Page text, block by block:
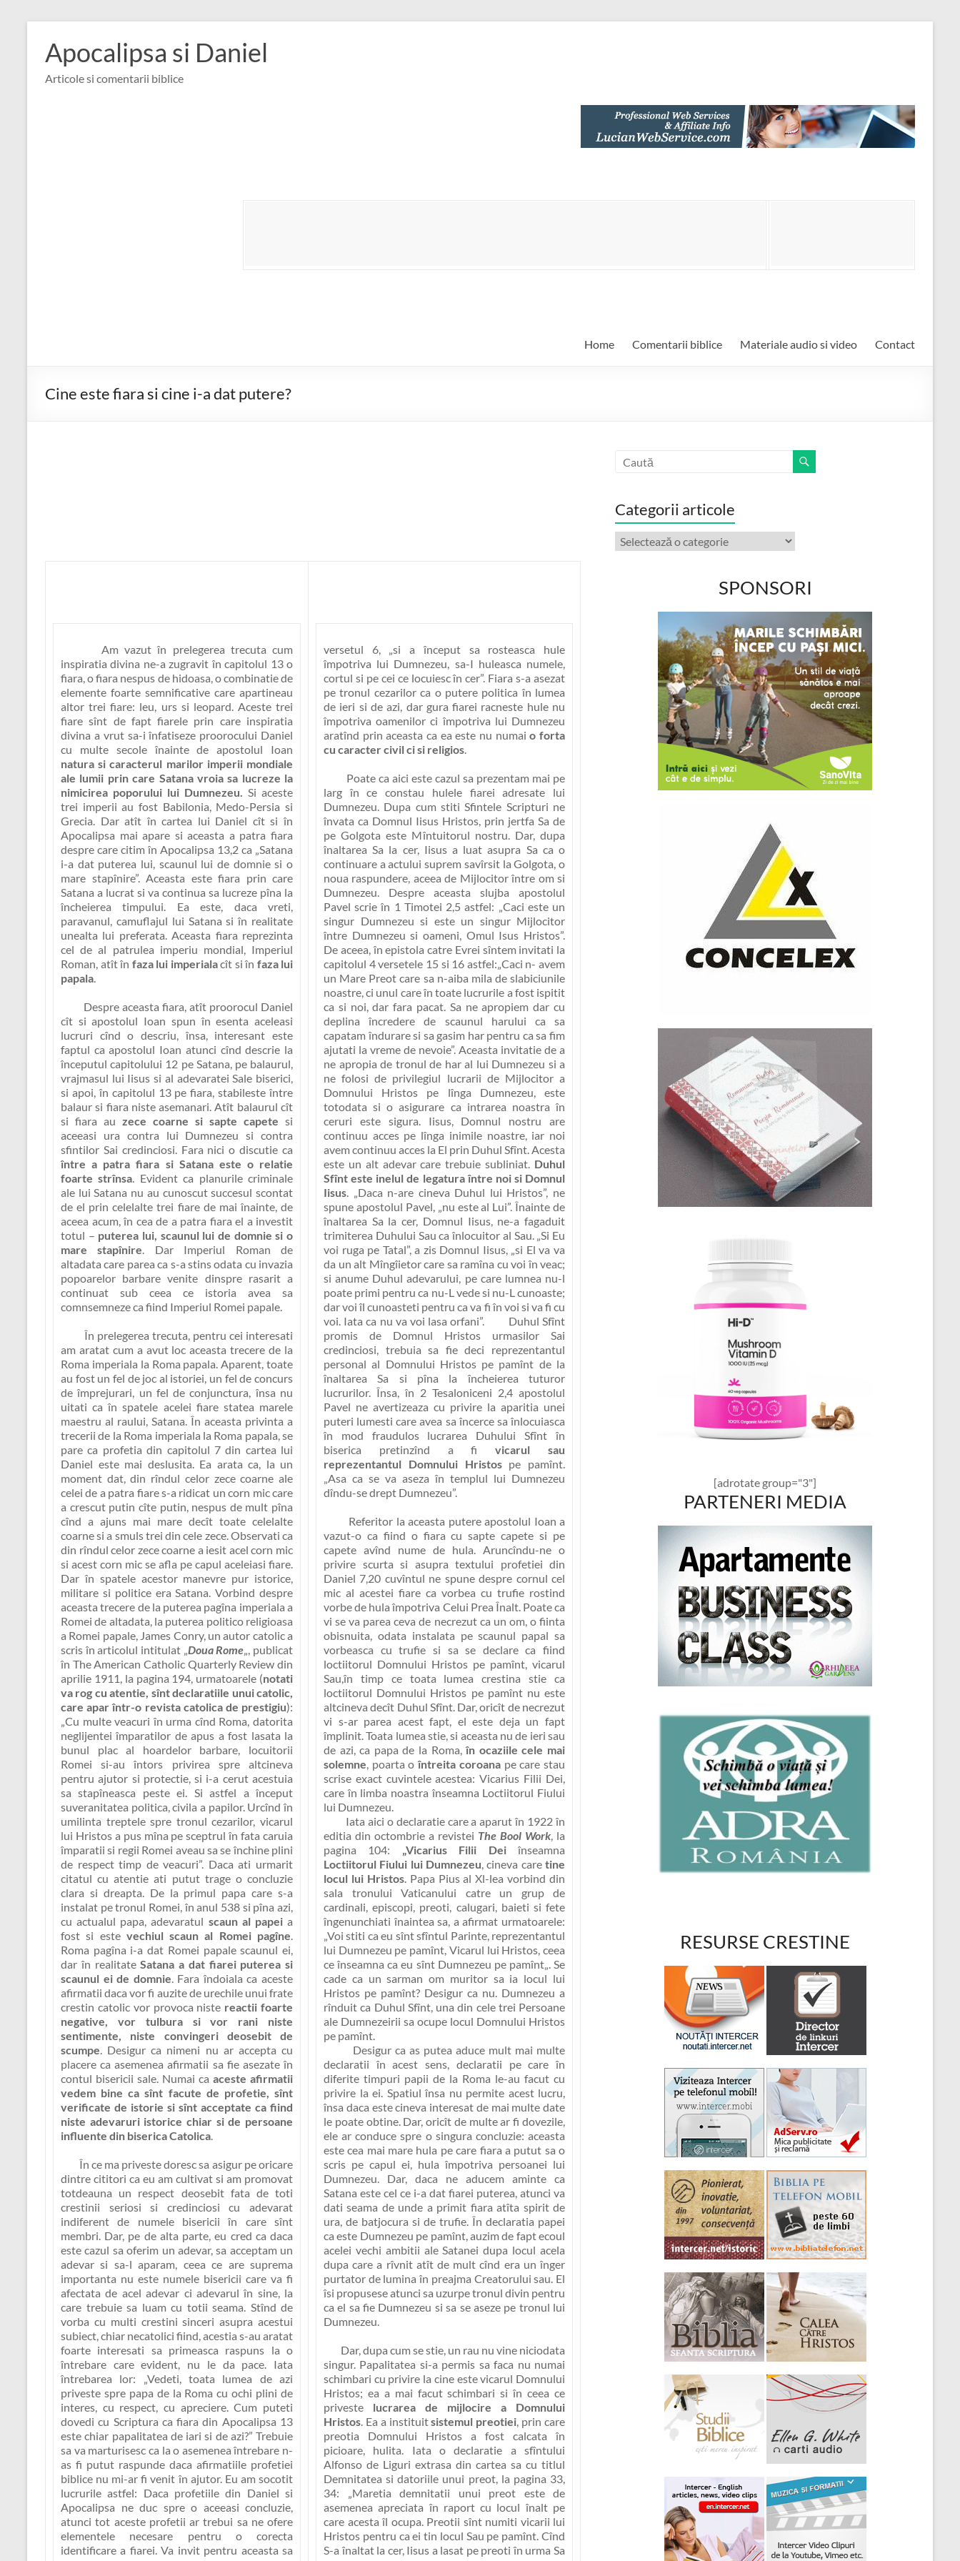
content
Apocalipsa si Daniel
Articole si comentarii biblice
Home Comentarii biblice Materiale audio si video Contact
Cine este fiara si cine i-a dat putere?
Am vazut în prelegerea trecuta cum
inspiratia divina ne-a zugravit în capitolul 13 o
fiara, o fiara nespus de hidoasa, o combinatie de
elemente foarte semnificative care apartineau
altor trei fiare: leu, urs si leopard. Aceste trei
fiare sînt de fapt fiarele prin care inspiratia
divina a vrut sa-i înfatiseze proorocului Daniel
cu multe secole înainte de apostolul Ioan
natura si caracterul marilor imperii mondiale
ale lumii prin care Satana vroia sa lucreze la
nimicirea poporului lui Dumnezeu. Si aceste
trei imperii au fost Babilonia, Medo-Persia si
Grecia. Dar atît în cartea lui Daniel cît si în
Apocalipsa mai apare si aceasta a patra fiara
despre care citim în Apocalipsa 13,2 ca „Satana
i-a dat puterea lui, scaunul lui de domnie si o
mare stapînire”. Aceasta este fiara prin care
Satana a lucrat si va continua sa lucreze pîna la
încheierea timpului. Ea este, daca vreti,
paravanul, camuflajul lui Satana si în realitate
unealta lui preferata. Aceasta fiara reprezinta
cel de al patrulea imperiu mondial, Imperiul
Roman, atît în faza lui imperialacît si în faza lui
papala.
Despre aceasta fiara, atît proorocul Daniel
cît si apostolul Ioan spun în esenta aceleasi
lucruri cînd o descriu, însa, interesant este
faptul ca apostolul Ioan atunci cînd descrie la
începutul capitolului 12 pe Satana, pe balaurul,
vrajmasul lui Iisus si al adevaratei Sale biserici,
si apoi, în capitolul 13 pe fiara, stabileste între
balaur si fiara niste asemanari. Atît balaurul cît
si fiara au zece coarne si sapte capete si
aceeasi ura contra lui Dumnezeu si contra
sfintilor Sai credinciosi. Fara nici o discutie ca
între a patra fiara si Satana este o relatie
foarte strînsa. Evident ca planurile criminale
ale lui Satana nu au cunoscut succesul scontat
de el prin celelalte trei fiare de mai înainte, de
aceea acum, în cea de a patra fiara el a investit
totul – puterea lui, scaunul lui de domnie si o
mare stapînire. Dar Imperiul Roman de
altadata care parea ca s-a stins odata cu invazia
popoarelor barbare venite dinspre rasarit a
continuat sub ceea ce istoria avea sa
comnsemneze ca fiind Imperiul Romei papale.
În prelegerea trecuta, pentru cei interesati
am aratat cum a avut loc aceasta trecere de la
Roma imperiala la Roma papala. Aparent, toate
au fost un fel de joc al istoriei, un fel de concurs
de împrejurari, un fel de conjunctura, însa nu
uitati ca în spatele acelei fiare statea marele
maestru al raului, Satana. În aceasta privinta a
trecerii de la Roma imperiala la Roma papala, se
pare ca profetia din capitolul 7 din cartea lui
Daniel este mai deslusita. Ea arata ca, la un
moment dat, din rîndul celor zece coarne ale
celei de a patra fiare s-a ridicat un corn mic care
a crescut putin cîte putin, nespus de mult pîna
cînd a ajuns mai mare decît toate celelalte
coarne si a smuls trei din cele zece. Observati ca
din rîndul celor zece coarne a iesit acel corn mic
si acest corn mic se afla pe capul aceleiasi fiare.
Dar în spatele acestor manevre pur istorice,
militare si politice era Satana. Vorbind despre
aceasta trecere de la puterea pagîna imperiala a
Romei de altadata, la puterea politico religioasa
a Romei papale, James Conry, un autor catolic a
scris în articolul intitulat „Doua Rome„, publicat
în The American Catholic Quarterly Review din
aprilie 1911, la pagina 194, urmatoarele (notati
va rog cu atentie, sînt declaratiile unui catolic,
care apar într-o revista catolica de prestigiu):
„Cu multe veacuri în urma cînd Roma, datorita
neglijentei împaratilor de apus a fost lasata la
bunul plac al hoardelor barbare, locuitorii
Romei si-au întors privirea spre altcineva
pentru ajutor si protectie, si i-a cerut acestuia
sa stapîneasca peste ei. Si astfel a început
suveranitatea politica, civila a papilor. Urcînd în
umilinta treptele spre tronul cezarilor, vicarul
lui Hristos a pus mîna pe sceptrul în fata caruia
împaratii si regii Romei aveau sa se închine plini
de respect timp de veacuri”. Daca ati urmarit
citatul cu atentie ati putut trage o concluzie
clara si dreapta. De la primul papa care s-a
instalat pe tronul Romei, în anul 538 si pîna azi,
cu actualul papa, adevaratul scaun al papeia
fost si este vechiul scaun al Romei pagîne.
Roma pagîna i-a dat Romei papale scaunul ei,
dar în realitateSatana a dat fiarei puterea si
scaunul ei de domnie. Fara îndoiala ca aceste
afirmatii daca vor fi auzite de urechile unui frate
crestin catolic vor provoca niste reactii foarte
negative, vor tulbura si vor rani niste
sentimente, niste convingeri deosebit de
scumpe. Desigur ca nimeni nu ar accepta cu
placere ca asemenea afirmatii sa fie asezate în
contul bisericii sale. Numai ca aceste afirmatii
vedem bine ca sînt facute de profetie, sînt
verificate de istorie si sînt acceptate ca fiind
niste adevaruri istorice chiar si de persoane
influente din biserica Catolica.
În ce ma priveste doresc sa asigur pe oricare
dintre cititori ca eu am cultivat si am promovat
totdeauna un respect deosebit fata de toti
crestinii seriosi si credinciosi cu adevarat
indiferent de numele bisericii în care sînt
membri. Dar, pe de alta parte, eu cred ca daca
este cazul sa oferim un adevar, sa acceptam un
adevar si sa-l aparam, ceea ce are suprema
importanta nu este numele bisericii care va fi
afectata de acel adevar ci adevarul în sine, la
care trebuie sa luam cu totii seama. Stînd de
vorba cu multi crestini sinceri asupra acestui
subiect, chiar necatolici fiind, acestia s-au aratat
foarte interesati sa primeasca raspuns la o
întrebare care evident, nu le da pace. Iata
întrebarea lor: „Vedeti, toata lumea de azi
priveste spre papa de la Roma cu ochi plini de
interes, cu respect, cu apreciere. Cum puteti
dovedi cu Scriptura ca fiara din Apocalipsa 13
este chiar papalitatea de iari si de azi?” Trebuie
sa va marturisesc ca la o asemenea întrebare n-
as fi putut raspunde daca afirmatiile profetiei
biblice nu mi-ar fi venit în ajutor. Eu am socotit
lucrurile astfel: Daca profetiile din Daniel si
Apocalipsa ne duc spre o aceeasi concluzie,
atunci tot aceste profetii ar trebui sa ne ofere
elementele necesare pentru o corecta
identificare a fiarei. Va invit pentru aceasta sa
versetul 6, „si a început sa rosteasca hule
împotriva lui Dumnezeu, sa-I huleasca numele,
cortul si pe cei ce locuiesc în cer”. Fiara s-a asezat
pe tronul cezarilor ca o putere politica în lumea
de ieri si de azi, dar gura fiarei racneste hule nu
împotriva oamenilor ci împotriva lui Dumnezeu
aratînd prin aceasta ca ea este nu numaio forta
cu caracter civil ci si religios.
Poate ca aici este cazul sa prezentam mai pe
larg în ce constau hulele fiarei adresate lui
Dumnezeu. Dupa cum stiti Sfintele Scripturi ne
învata ca Domnul Iisus Hristos, prin jertfa Sa de
pe Golgota este Mîntuitorul nostru. Dar, dupa
înaltarea Sa la cer, Iisus a luat asupra Sa ca o
continuare a actului suprem savîrsit la Golgota, o
noua raspundere, aceea de Mijlocitor între om si
Dumnezeu. Despre aceasta slujba apostolul
Pavel scrie în 1 Timotei 2,5 astfel: „Caci este un
singur Dumnezeu si este un singur Mijlocitor
între Dumnezeu si oameni, Omul Isus Hristos”.
De aceea, în epistola catre Evrei sîntem invitati la
capitolul 4 versetele 15 si 16 astfel:„Caci n- avem
un Mare Preot care sa n-aiba mila de slabiciunile
noastre, ci unul care în toate lucrurile a fost ispitit
ca si noi, dar fara pacat. Sa ne apropiem dar cu
deplina încredere de scaunul harului ca sa
capatam îndurare si sa gasim har pentru ca sa fim
ajutati la vreme de nevoie”. Aceasta invitatie de a
ne apropia de tronul de har al lui Dumnezeu si a
ne folosi de privilegiul lucrarii de Mijlocitor a
Domnului Hristos pe lînga Dumnezeu, este
totodata si o asigurare ca intrarea noastra în
ceruri este sigura. Iisus, Domnul nostru are
continuu acces pe lînga inimile noastre, iar noi
avem continuu acces la El prin Duhul Sfînt. Acesta
este un alt adevar care trebuie subliniat. Duhul
Sfînt este inelul de legatura între noi si Domnul
Iisus. „Daca n-are cineva Duhul lui Hristos”, ne
spune apostolul Pavel, „nu este al Lui”. Înainte de
înaltarea Sa la cer, Domnul Iisus, ne-a fagaduit
trimiterea Duhului Sau ca înlocuitor al Sau. „Si Eu
voi ruga pe Tatal”, a zis Domnul Iisus, „si El va va
da un alt Mîngîietor care sa ramîna cu voi în veac;
si anume Duhul adevarului, pe care lumnea nu-l
poate primi pentru ca nu-L vede si nu-L cunoaste;
dar voi îl cunoasteti pentru ca va fi în voi si va fi cu
voi. Iata ca nu va voi lasa orfani”. Duhul Sfînt
promis de Domnul Hristos urmasilor Sai
credinciosi, trebuia sa fie deci reprezentantul
personal al Domnului Hristos pe pamînt de la
înaltarea Sa si pîna la încheierea tuturor
lucrurilor. Însa, în 2 Tesaloniceni 2,4 apostolul
Pavel ne avertizeaza cu privire la aparitia unei
puteri lumesti care avea sa încerce sa înlocuiasca
în mod fraudulos lucrarea Duhului Sfînt în
biserica pretinzînd a fivicarul sau
reprezentantul Domnului Hristospe pamînt.
„Asa ca se va aseza în templul lui Dumnezeu
dîndu-se drept Dumnezeu”.
Referitor la aceasta putere apostolul Ioan a
vazut-o ca fiind o fiara cu sapte capete si pe
capete avînd nume de hula. Aruncîndu-ne o
privire scurta si asupra textului profetiei din
Daniel 7,20 cuvîntul ne spune despre cornul cel
mic al acestei fiare ca vorbea cu trufie rostind
vorbe de hula împotriva Celui Prea Înalt. Poate ca
vi se va parea ceva de necrezut ca un om, o fiinta
obisnuita, odata instalata pe scaunul papal sa
vorbeasca cu trufie si sa se declare ca fiind
loctiitorul Domnului Hristos pe pamînt, vicarul
Sau,în timp ce toata lumea crestina stie ca
loctiitorul Domnului Hristos pe pamînt nu este
altcineva decît Duhul Sfînt. Dar, oricît de necrezut
vi s-ar parea acest fapt, el este deja un fapt
împlinit. Toata lumea stie, si aceasta nu de ieri sau
de azi, ca papa de la Roma,în ocaziile cele mai
solemne, poarta oîntreita coroanape care stau
scrise exact cuvintele acestea:Vicarius Filii Dei,
care în limba noastra înseamna Loctiitorul Fiului
lui Dumnezeu.
Iata aici o declaratie care a aparut în 1922 în
editia din octombrie a revistei The Bool Work, la
pagina 104: „Vicarius Filii Deiînseamna
Loctiitorul Fiului lui Dumnezeu, cineva care tine
locul lui Hristos. Papa Pius al Xl-lea vorbind din
sala tronului Vaticanului catre un grup de
cardinali, episcopi, preoti, calugari, baieti si fete
îngenunchiati înaintea sa, a afirmat urmatoarele:
„Voi stiti ca eu sînt sfîntul Parinte, reprezentantul
lui Dumnezeu pe pamînt, Vicarul lui Hristos, ceea
ce înseamna caeu sînt Dumnezeu pe pamînt„. Se
cade ca un sarman om muritor sa ia locul lui
Hristos pe pamînt? Desigur ca nu. Dumnezeu a
rînduit ca Duhul Sfînt, una din cele trei Persoane
ale Dumnezeirii sa ocupe locul Domnului Hristos
pe pamînt.
Desigur ca as putea aduce mult mai multe
declaratii în acest sens, declaratii pe care în
diferite timpuri papii de la Roma le-au facut cu
privire la ei. Spatiul însa nu permite acest lucru,
însa daca este cineva interesat de mai multe date
le poate obtine. Dar, oricît de multe ar fi dovezile,
ele ar conduce spre o singura concluzie: aceasta
este cea mai mare hula pe care fiara a putut sa o
scris pe capul ei, hula împotriva persoanei lui
Dumnezeu. Dar, daca ne aducem aminte ca
Satana este cel ce i-a dat fiarei puterea, atunci va
dati seama de unde a primit fiara atîta spirit de
ura, de batjocura si de trufie. În declaratia papei
ca este Dumnezeu pe pamînt, auzim de fapt ecoul
acelei vechi ambitii ale Satanei dupa locul acela
dupa care a rîvnit atît de mult cînd era un înger
purtator de lumina în preajma Creatorului sau. El
îsi propusese atunci sa uzurpe tronul divin pentru
ca el sa fie Dumnezeu si sa se aseze pe tronul lui
Dumnezeu.
Dar, dupa cum se stie, un rau nu vine niciodata
singur. Papalitatea si-a permis sa faca nu numai
schimbari cu privire la cine este vicarul Domnului
Hristos; ea a mai facut schimbari si în ceea ce
priveste lucrarea de mijlocire a Domnului
Hristos. Ea a instituitsistemul preotiei, prin care
preotia Domnului Hristos a fost calcata în
picioare, hulita. Iata o declaratie a sfîntului
Alfonso de Liguri extrasa din cartea sa cu titlul
Demnitatea si datoriile unui preot, la pagina 33,
34: „Maretia demnitatii unui preot este de
asemenea apreciata în raport cu locul înalt pe
care acesta îl ocupa. Preotii sînt numiti vicarii lui
Hristos pentru ca ei tin locul Sau pe pamînt. Cînd
S-a înaltat la cer, Iisus a lasat pe preoti în urma Sa
Categorii articole
Categorii
articole
SPONSORI
[adrotate group="3"]
PARTENERI MEDIA
RESURSE CRESTINE